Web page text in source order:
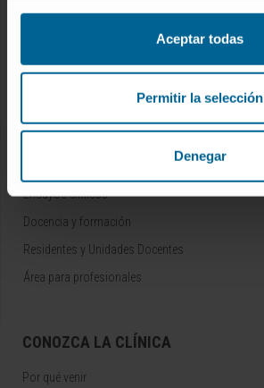
Aceptar todas
Permitir la selección
Denegar
Cancer Center
Conozca a los profesionales
Servicios médicos
INVESTIGACIÓN Y DOCENCIA
Ensayos clínicos
Docencia y formación
Residentes y Unidades Docentes
Área para profesionales
CONOZCA LA CLÍNICA
Por qué venir